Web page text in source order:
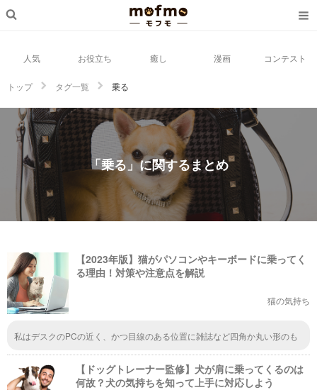
人気 お役立ち 癒し 漫画 コンテスト
トップ タグ一覧 乗る
「乗る」に関するまとめ
【2023年版】猫がパソコンやキーボードに乗ってく
る理由！対策や注意点を解説
猫の気持ち
私はデスクのPCの近く、かつ目線のある位置に雑誌など四角か丸い形のも
す。割といい子にそこにとどまってくれます。
【ドッグトレーナー監修】犬が肩に乗ってくるのは
何故？犬の気持ちを知って上手に対応しよう